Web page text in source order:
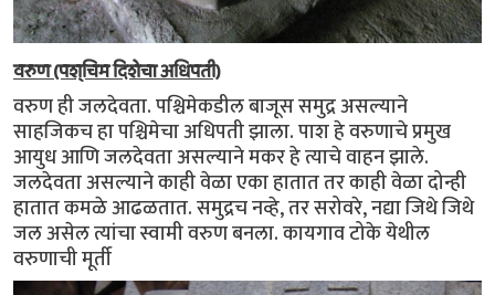
वरुण (पश्चिम दिशेचा अधिपती)
वरुण ही जलदेवता. पश्चिमेकडील बाजूस समुद्र असल्याने
साहजिकच हा पश्चिमेचा अधिपती झाला. पाश हे वरुणाचे प्रमुख
आयुध आणि जलदेवता असल्याने मकर हे त्याचे वाहन झाले.
जलदेवता असल्याने काही वेळा एका हातात तर काही वेळा दोन्ही
हातात कमळे आढळतात. समुद्रच नव्हे, तर सरोवरे, नद्या जिथे जिथे
जल असेल त्यांचा स्वामी वरुण बनला. कायगाव टोके येथील
वरुणाची मूर्ती